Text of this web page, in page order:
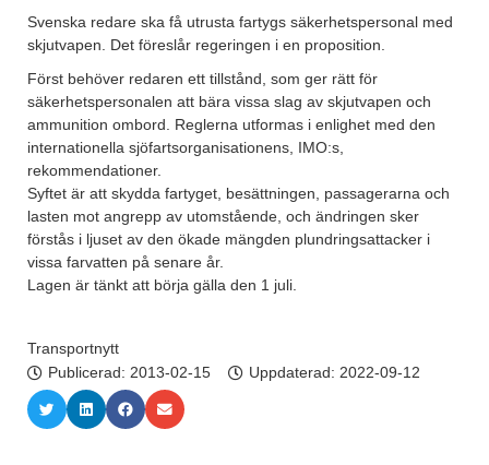
Svenska redare ska få utrusta fartygs säkerhetspersonal med
skjutvapen. Det föreslår regeringen i en proposition.
Först behöver redaren ett tillstånd, som ger rätt för
säkerhetspersonalen att bära vissa slag av skjutvapen och
ammunition ombord. Reglerna utformas i enlighet med den
internationella sjöfartsorganisationens, IMO:s,
rekommendationer.
Syftet är att skydda fartyget, besättningen, passagerarna och
lasten mot angrepp av utomstående, och ändringen sker
förstås i ljuset av den ökade mängden plundringsattacker i
vissa farvatten på senare år.
Lagen är tänkt att börja gälla den 1 juli.
Transportnytt
Publicerad: 2013-02-15 Uppdaterad: 2022-09-12